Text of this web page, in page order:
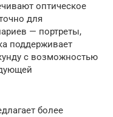
оптическое
для
— портреты,
поддерживает
с возможностью
более